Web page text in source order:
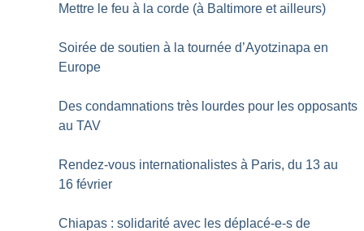
Mettre le feu à la corde (à Baltimore et ailleurs)
Soirée de soutien à la tournée d’Ayotzinapa en
Europe
Des condamnations très lourdes pour les opposants
au TAV
Rendez-vous internationalistes à Paris, du 13 au
16 février
Chiapas : solidarité avec les déplacé-e-s de